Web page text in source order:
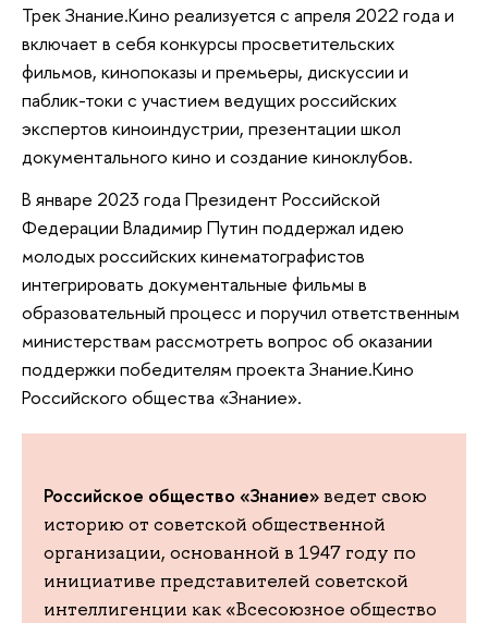
Трек Знание.Кино реализуется с апреля 2022 года и
включает в себя конкурсы просветительских
фильмов, кинопоказы и премьеры, дискуссии и
паблик-токи с участием ведущих российских
экспертов киноиндустрии, презентации школ
документального кино и создание киноклубов.
В январе 2023 года Президент Российской
Федерации Владимир Путин поддержал идею
молодых российских кинематографистов
интегрировать документальные фильмы в
образовательный процесс и поручил ответственным
министерствам рассмотреть вопрос об оказании
поддержки победителям проекта Знание.Кино
Российского общества «Знание».
Российское общество «Знание»ведет свою
историю от советской общественной
организации, основанной в 1947 году по
инициативе представителей советской
интеллигенции как «Всесоюзное общество